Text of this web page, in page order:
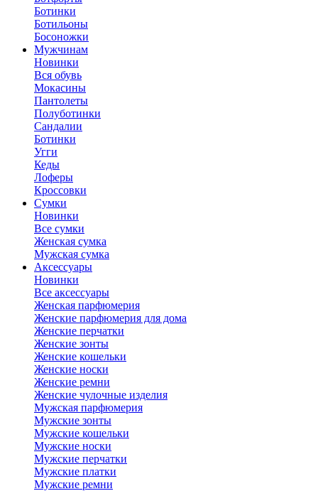
Ботинки
Ботильоны
Босоножки
Мужчинам
Новинки
Вся обувь
Мокасины
Пантолеты
Полуботинки
Сандалии
Ботинки
Угги
Кеды
Лоферы
Кроссовки
Сумки
Новинки
Все сумки
Женская сумка
Мужская сумка
Аксессуары
Новинки
Все аксессуары
Женская парфюмерия
Женские парфюмерия для дома
Женские перчатки
Женские зонты
Женские кошельки
Женские носки
Женские ремни
Женские чулочные изделия
Мужская парфюмерия
Мужские зонты
Мужские кошельки
Мужские носки
Мужские перчатки
Мужские платки
Мужские ремни